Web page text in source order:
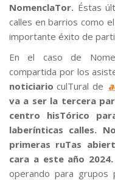
NomenclaTor. Éstas
calles en barrios como
importante éxito de
En el caso de
compartida por los
noticiarioculTural de
va a ser la tercera
centro hisTórico
laberínticas calles.
primeras ruTas
cara a este año 2024.
operando para grupos